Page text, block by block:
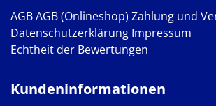
AGBAGB (Onlineshop) Zahlung und
Datenschutzerklärung Impressum
Echtheit der Bewertungen
Kundeninformationen